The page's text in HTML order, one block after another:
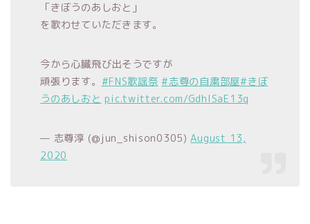
「きぼうのあしおと」
を歌わせていただきます。
今から心臓飛び出そうですが
頑張ります。 #FNS歌謡祭 #志尊の自粛部屋#きぼ
うのあしおと pic.twitter.com/GdhISaE13q
— 志尊淳 (@jun_shison0305)August 13,
2020